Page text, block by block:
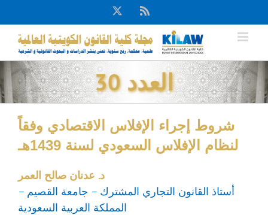
to
content
Rss
X
العدد 30
شروط إجراء الإفلاس الاقتصادي وفقاً
لنظام الإفلاس السعودي لسنة 1439هـ
د. عدنان صالح العمر
أستاذ القانون التجاري المشترك – جامعة القصيم –
المملكة العربية السعودية